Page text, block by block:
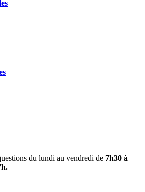
du lundi au vendredi de 7h30 à